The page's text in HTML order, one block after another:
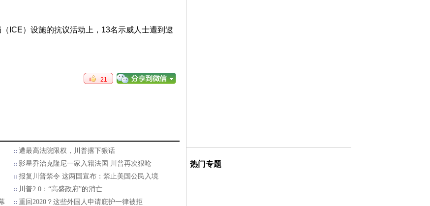
ICE）设施的抗议活动上，13名示威人士遭到逮
21
遭最高法院限权，川普撂下狠话
影星乔治克隆尼一家入籍法国 川普再次狠呛
报复川普禁令 这两国宣布：禁止美国公民入境
川普2.0：“高盛政府”的消亡
重回2020？这些外国人申请庇护一律被拒
热门专题